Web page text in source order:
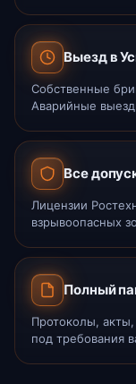
Выезд в
Собственные
Аварийные
Все
Лицензии
взрывоопасных
Полный
Протоколы,
под требования